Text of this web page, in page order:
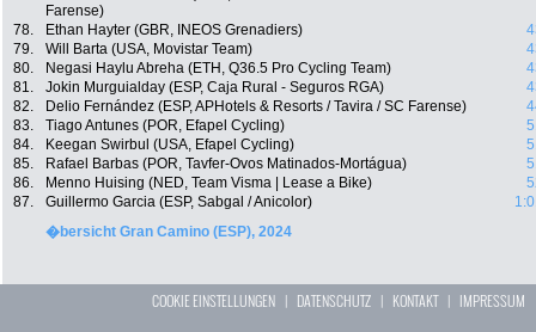
Farense)
78. Ethan Hayter (GBR, INEOS Grenadiers)
79.
Will Barta (USA, Movistar Team)
80.
Negasi Haylu Abreha (ETH, Q36.5 Pro Cycling Team)
81.
Jokin Murguialday (ESP, Caja Rural - Seguros RGA)
82.
Delio Fernández (ESP, APHotels & Resorts / Tavira / SC Farense)
83.
Tiago Antunes (POR, Efapel Cycling)
84.
Keegan Swirbul (USA, Efapel Cycling)
85.
Rafael Barbas (POR, Tavfer-Ovos Matinados-Mortágua)
86.
Menno Huising (NED, Team Visma | Lease a Bike)
87.
Guillermo Garcia (ESP, Sabgal / Anicolor)
�bersicht Gran Camino (ESP), 2024
COOKIE EINSTELLUNGEN | DATENSCHUTZ | KONTAKT| IMPRESSUM